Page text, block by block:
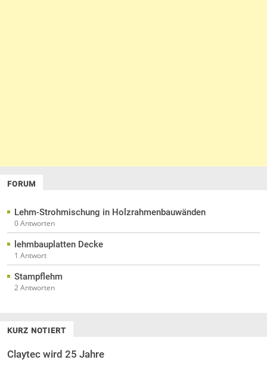
FORUM
Lehm-Strohmischung in Holzrahmenbauwänden
0 Antworten
lehmbauplatten Decke
1 Antwort
Stampflehm
2 Antworten
KURZ NOTIERT
Claytec wird 25 Jahre